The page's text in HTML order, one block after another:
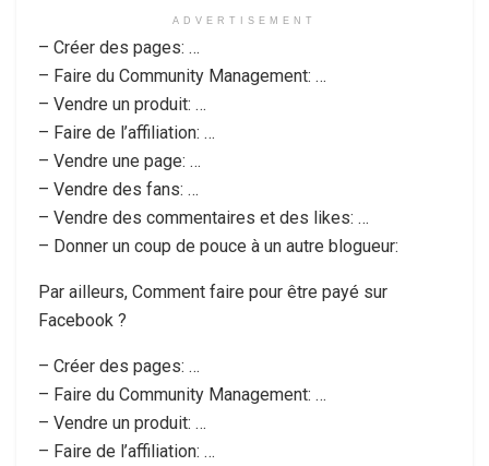
ADVERTISEMENT
– Créer des pages: …
– Faire du Community Management: …
– Vendre un produit: …
– Faire de l’affiliation: …
– Vendre une page: …
– Vendre des fans: …
– Vendre des commentaires et des likes: …
– Donner un coup de pouce à un autre blogueur:
Par ailleurs, Comment faire pour être payé sur
Facebook ?
– Créer des pages: …
– Faire du Community Management: …
– Vendre un produit: …
– Faire de l’affiliation: …